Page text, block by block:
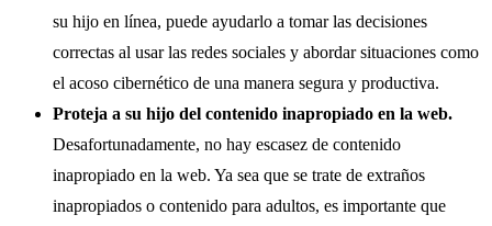
su hijo en línea, puede ayudarlo a tomar las decisiones
correctas al usar las redes sociales y abordar situaciones como
el acoso cibernético de una manera segura y productiva.
Proteja a su hijo del contenido inapropiado en la web.
Desafortunadamente, no hay escasez de contenido
inapropiado en la web. Ya sea que se trate de extraños
inapropiados o contenido para adultos, es importante que